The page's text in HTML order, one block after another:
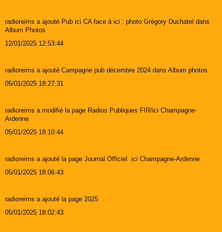
radioreims a ajouté Pub ici CA face à ici : photo Grégory Duchatel dans
Album Photos
12/01/2025 12:53:44
radioreims a ajouté Campagne pub décembre 2024 dans Album photos
05/01/2025 18:27:31
radioreims a modifié la page Radios Publiques FIR/ici Champagne-
Ardenne
05/01/2025 18:10:44
radioreims a ajouté la page Journal Officiel ici Champagne-Ardenne
05/01/2025 18:06:43
radioreims a ajouté la page 2025
05/01/2025 18:02:43